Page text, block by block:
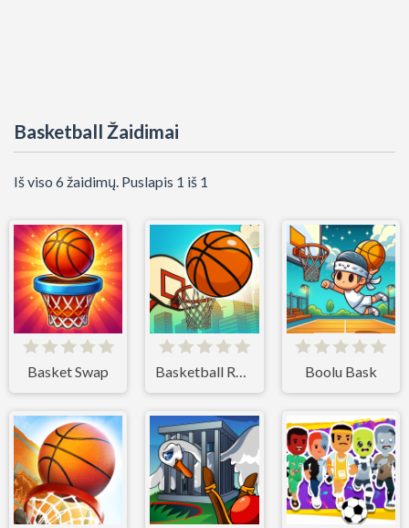
Basketball Žaidimai
Iš viso 6 žaidimų. Puslapis 1 iš 1
Basket Swap Basketball Rush Boolu Bask